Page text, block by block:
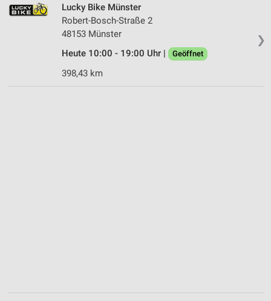
❯
Lucky Bike Münster
Robert-Bosch-Straße 2
48153 Münster
Heute 10:00 - 19:00 Uhr |
Geöffnet
398,43 km